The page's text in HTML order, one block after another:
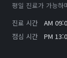
평일 진료가 가능하
진료 시간
AM
점심 시간
PM